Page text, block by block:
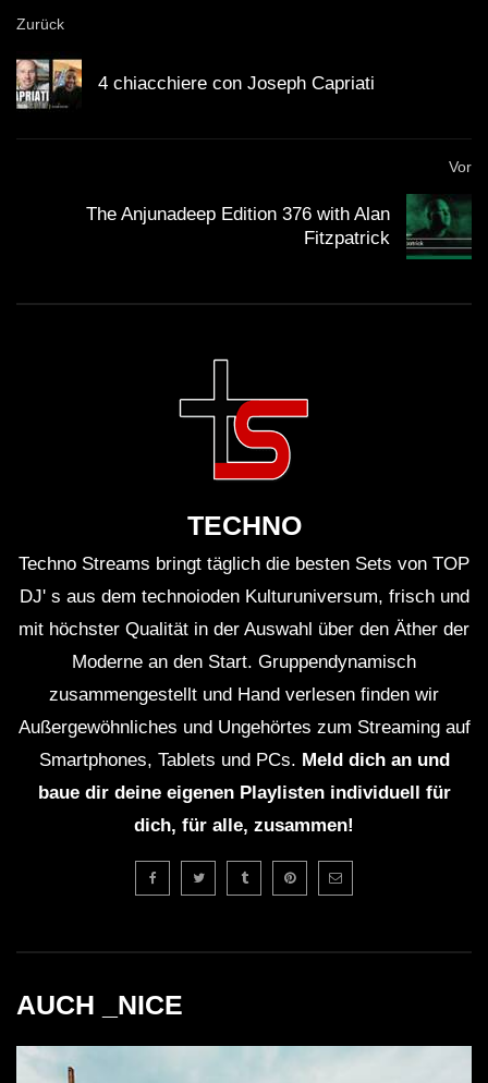
Zurück
4 chiacchiere con Joseph Capriati
Vor
The Anjunadeep Edition 376 with Alan
Fitzpatrick
TECHNO
Techno Streams bringt täglich die besten Sets von TOP
DJ' s aus dem technoioden Kulturuniversum, frisch und
mit höchster Qualität in der Auswahl über den Äther der
Moderne an den Start. Gruppendynamisch
zusammengestellt und Hand verlesen finden wir
Außergewöhnliches und Ungehörtes zum Streaming auf
Smartphones, Tablets und PCs. Meld dich an und
baue dir deine eigenen Playlisten individuell für
dich, für alle, zusammen!
AUCH _NICE